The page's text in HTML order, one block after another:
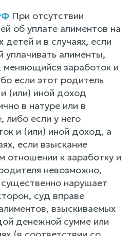
При отсутствии
об уплате алиментов на
детей и в случаях, если
уплачивать алименты,
меняющийся заработок и
если этот родитель
(или) иной доход
в натуре или в
либо если у него
и (или) иной доход, а
если взыскание
отношении к заработку и
невозможно,
нарушает
суд вправе
взыскиваемых
денежной сумме или